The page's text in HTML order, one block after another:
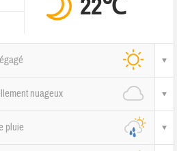
22℃
nuageux
pluie